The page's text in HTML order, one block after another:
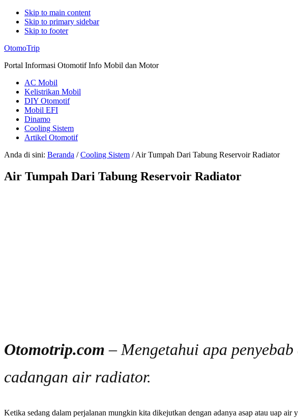
Skip to main content
Skip to primary sidebar
Skip to footer
Additional
menu
OtomoTrip
Portal Informasi Otomotif Info Mobil dan Motor
AC Mobil
Kelistrikan Mobil
DIY Otomotif
Mobil EFI
Dinamo
Cooling Sistem
Artikel Otomotif
Anda di sini: Beranda / Cooling Sistem /Air Tumpah Dari Tabung Reservoir Radiator
Air Tumpah Dari Tabung Reservoir Radiator
Otomotrip.com – Mengetahui apa
cadangan air radiator.
Ketika sedang dalam perjalanan mungkin kita dikejutkan dengan adanya asap atau uap